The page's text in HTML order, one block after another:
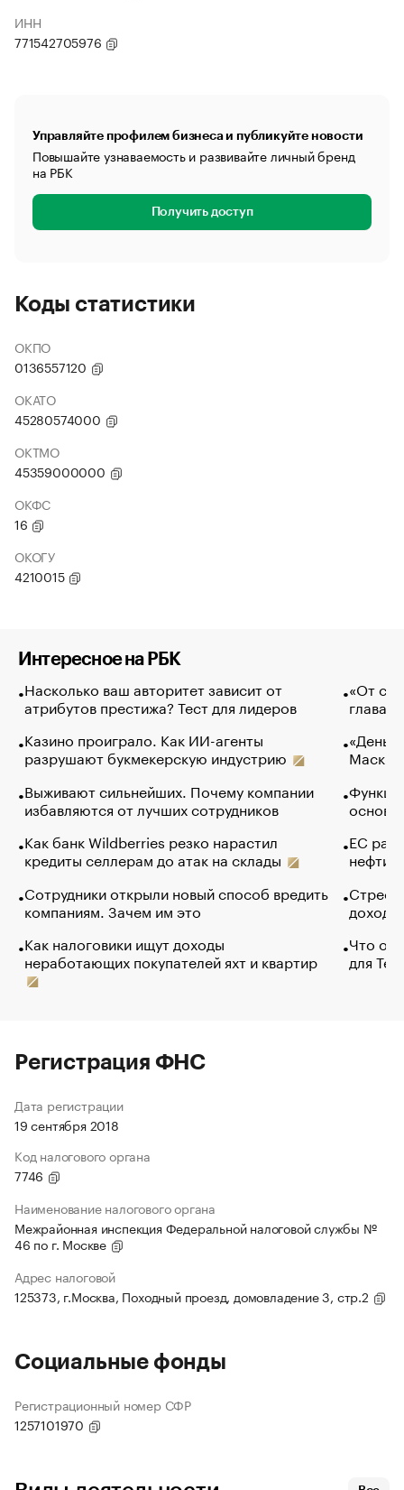
ИНН
771542705976
Управляйте профилем бизнеса и публикуйте новости
Повышайте узнаваемость и развивайте личный бренд
на РБК
Получить доступ
Коды статистики
ОКПО
0136557120
ОКАТО
45280574000
ОКТМО
45359000000
ОКФС
16
ОКОГУ
4210015
Интересное на РБК
Насколько ваш авторитет зависит от
атрибутов престижа? Тест для лидеров
Казино проиграло. Как ИИ-агенты
разрушают букмекерскую индустрию
Выживают сильнейших. Почему компании
избавляются от лучших сотрудников
Как банк Wildberries резко нарастил
кредиты селлерам до атак на склады
Сотрудники открыли новый способ вредить
компаниям. Зачем им это
Как налоговики ищут доходы
неработающих покупателей яхт и квартир
«От
глава
Маск в
основ
ЕС
нефти
Что
для
Регистрация ФНС
Дата регистрации
19 сентября 2018
Код налогового органа
7746
Наименование налогового органа
Межрайонная инспекция Федеральной налоговой службы №
46 по г. Москве
Адрес налоговой
125373, г.Москва, Походный проезд, домовладение 3, стр.2
Социальные фонды
Регистрационный номер СФР
1257101970